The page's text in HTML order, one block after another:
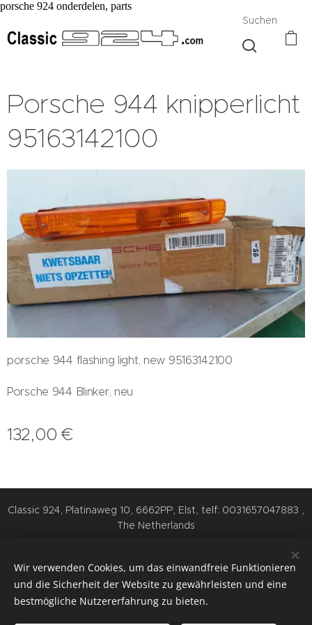
porsche 924 onderdelen, parts
Suchen
Porsche 944 knipperlicht
95163142100
porsche 944 flashing light, new 95163142100
Porsche 944 Blinker, neu
132,00 €
Classic 924, Platinaweg 10, 6662PP, Elst, telf: 0031657047883 ,
The Netherlands
Nederlands
English Deutsch
Wir verwenden Cookies, um das einwandfreie Funktionieren
und die Sicherheit der Website zu gewährleisten und eine
bestmögliche Nutzererfahrung zu bieten.